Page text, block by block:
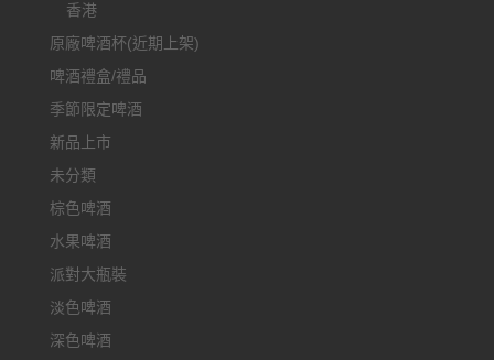
香港
原廠啤酒杯(近期上架)
啤酒禮盒/禮品
季節限定啤酒
新品上市
未分類
棕色啤酒
水果啤酒
派對大瓶裝
淡色啤酒
深色啤酒